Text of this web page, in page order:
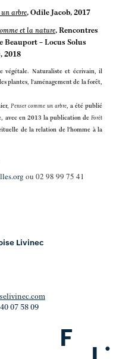
un arbre, Odile Jacob, 2017
et la nature, Rencontres
Beauport – Locus Solus
2018
végétale. Naturaliste et écrivain, il
plantes, l'aménagement de la forêt,
Penser comme un arbre, a été publié
avec en 2013 la publication de Forêt
de la relation de l'homme à la
ou 02 98 99 75 41
Livinec
07 58 09
F .